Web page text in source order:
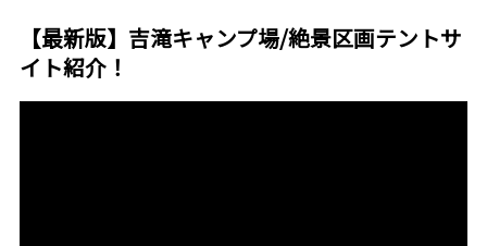
【最新版】吉滝キャンプ場/絶景区画テントサ
イト紹介！